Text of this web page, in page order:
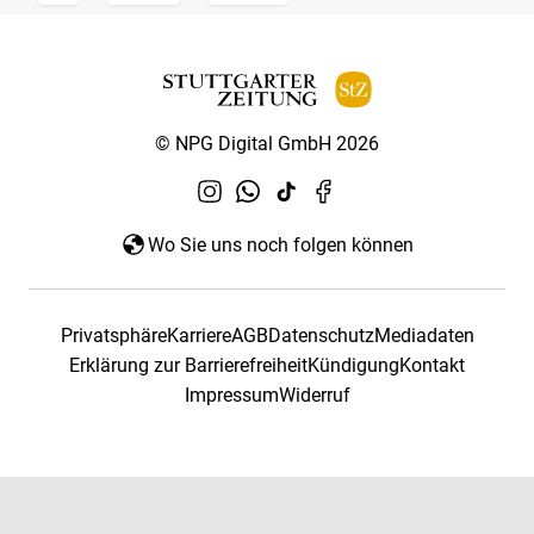
© NPG Digital GmbH 2026
Wo Sie uns noch folgen können
PrivatsphäreKarriereAGBDatenschutzMediadaten
Erklärung zur BarrierefreiheitKündigungKontakt
ImpressumWiderruf